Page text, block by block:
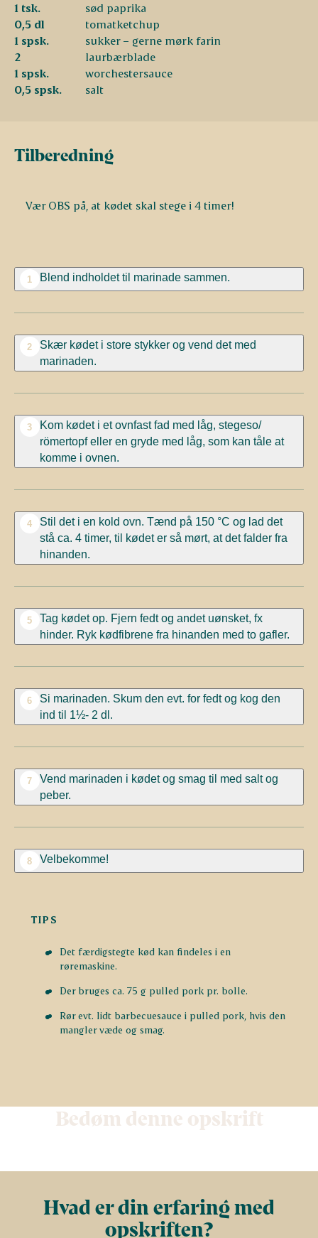
1 tsk.
sød paprika
0,5 dl
tomatketchup
1 spsk.
sukker – gerne mørk farin
2
laurbærblade
1 spsk.
worchestersauce
0,5 spsk.
salt
Tilberedning
Vær OBS på, at kødet skal stege i 4 timer!
1 Blend indholdet til marinade sammen.
2
Skær kødet i store stykker og vend det med
marinaden.
3
Kom kødet i et ovnfast fad med låg, stegeso/
römertopf eller en gryde med låg, som kan tåle at
komme i ovnen.
4 Stil det i en kold ovn. Tænd på 150 °C og lad det
stå ca. 4 timer, til kødet er så mørt, at det falder fra
hinanden.
5
Tag kødet op. Fjern fedt og andet uønsket, fx
hinder. Ryk kødfibrene fra hinanden med to gafler.
6
Si marinaden. Skum den evt. for fedt og kog den
ind til 1½- 2 dl.
7
Vend marinaden i kødet og smag til med salt og
peber.
8 Velbekomme!
TIPS
Det færdigstegte kød kan findeles i en
røremaskine.
Der bruges ca. 75 g pulled pork pr. bolle.
Rør evt. lidt barbecuesauce i pulled pork, hvis den
mangler væde og smag.
Bedøm denne opskrift
Hvad er din erfaring med
opskriften?